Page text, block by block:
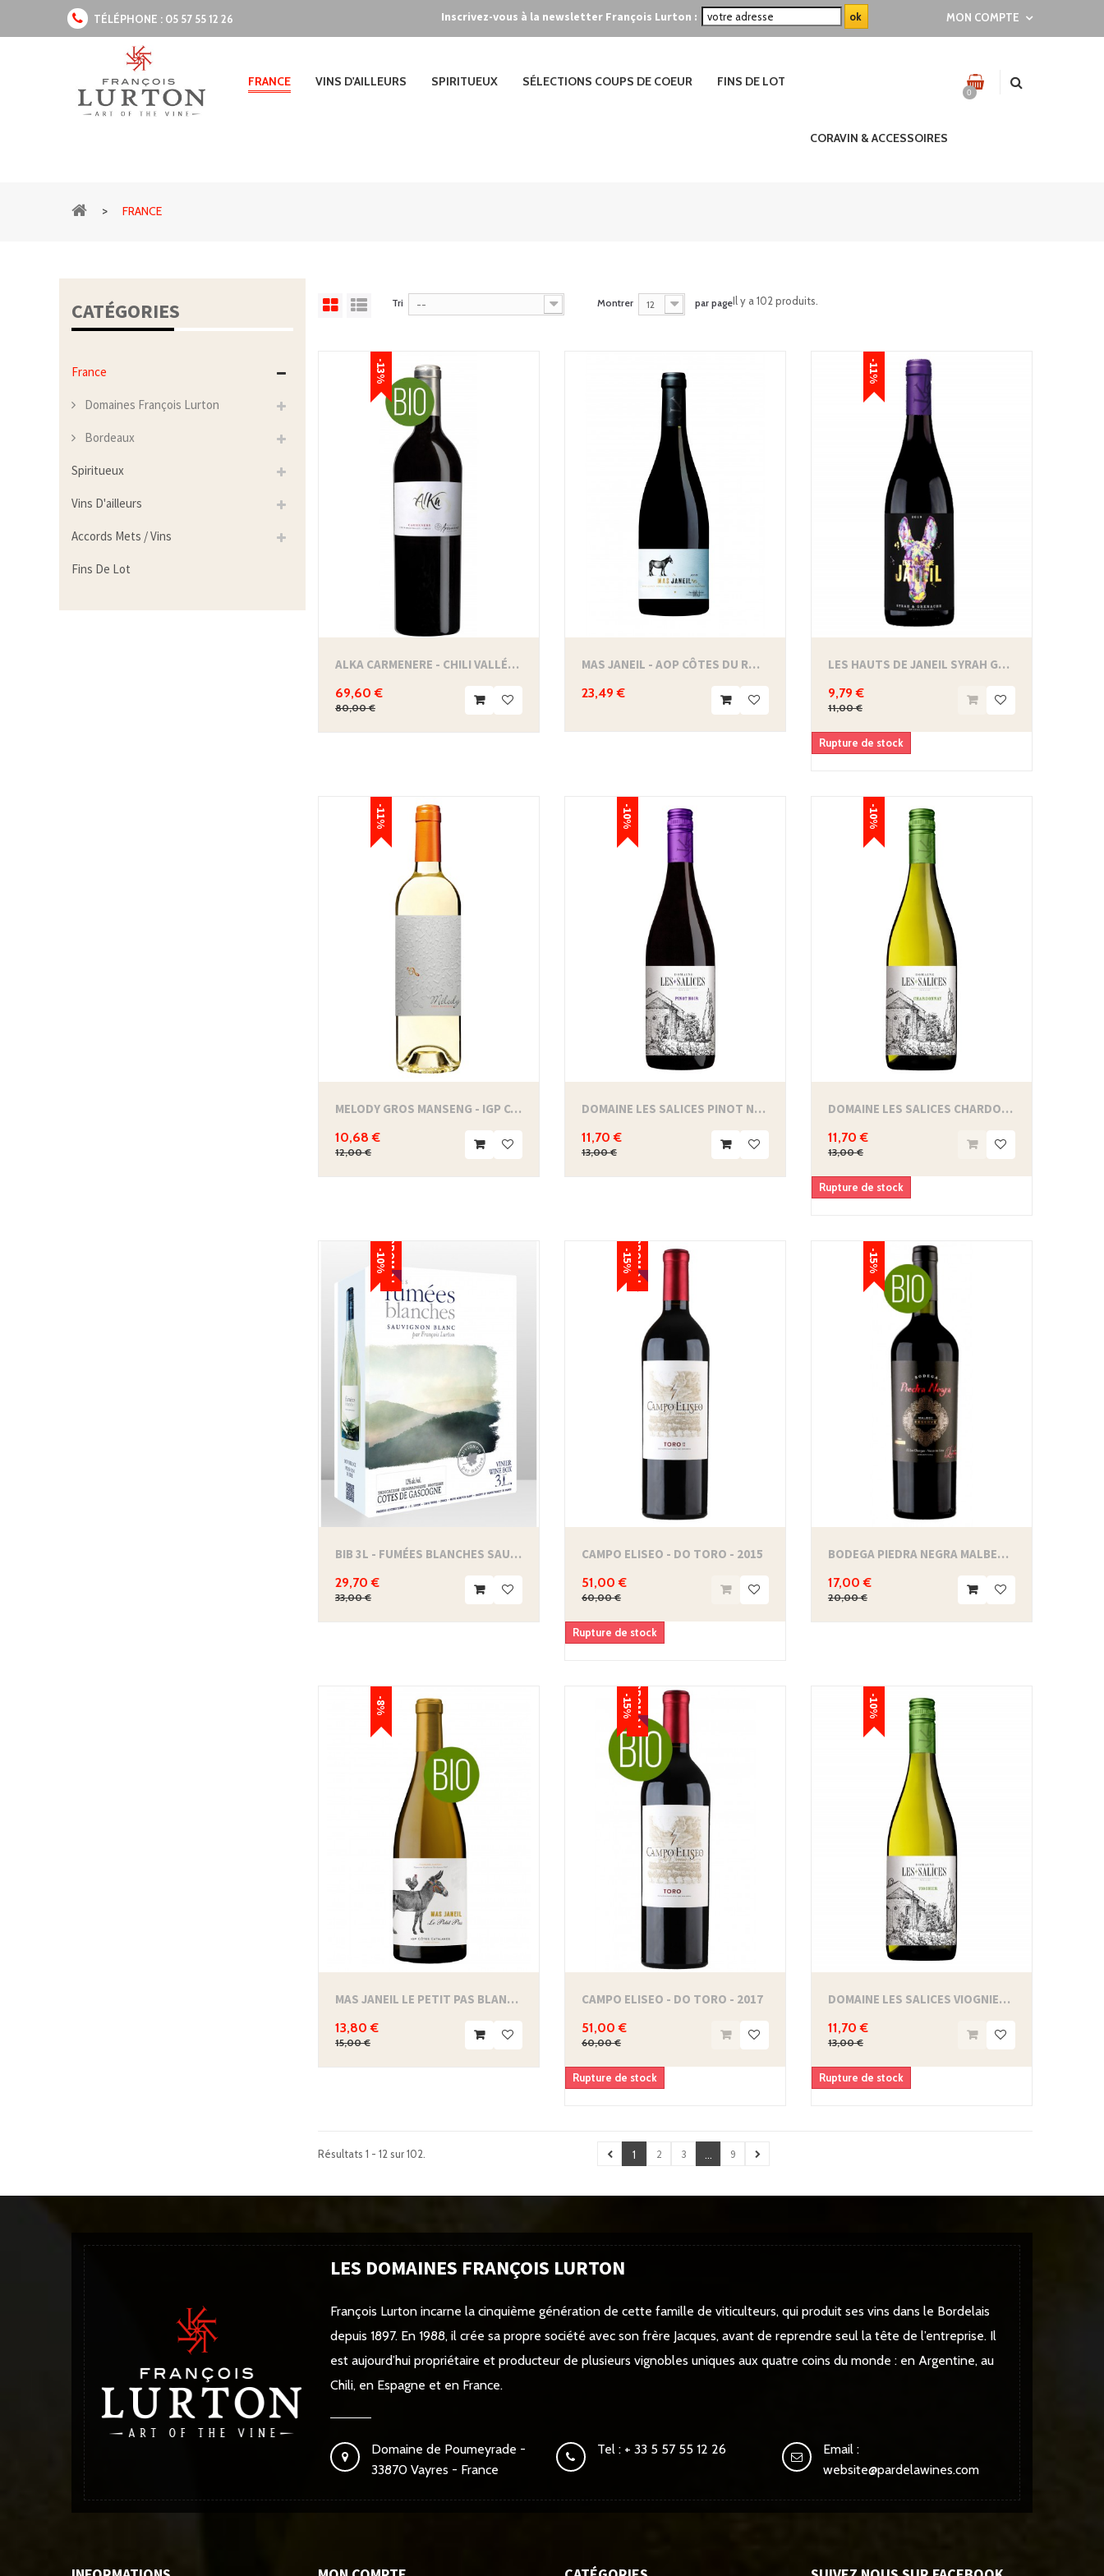
TÉLÉPHONE : 05 57 55 12 26 MON COMPTE
Inscrivez-vous à la newsletter François Lurton :
0
FRANCE VINS D'AILLEURS SPIRITUEUX SÉLECTIONS COUPS DE COEUR FINS DE LOT
CORAVIN & ACCESSOIRES
> FRANCE
CATÉGORIES
France
Domaines François Lurton
Bordeaux
Spiritueux
Vins D'ailleurs
Accords Mets / Vins
Fins De Lot
Tri -- Montrer 12 par pageIl y a 102 produits.
-13%
ALKA CARMENERE - CHILI VALLÉE DE COLCHAGUA...
69,60 €
80,00 €
MAS JANEIL - AOP CÔTES DU ROUSSILLON...
23,49 €
-11%
LES HAUTS DE JANEIL SYRAH GRENACHE - IGP...
9,79 €
11,00 €
Rupture de stock
-11%
MELODY GROS MANSENG - IGP CÔTES DE GASCOGNE
10,68 €
12,00 €
-10%
DOMAINE LES SALICES PINOT NOIR - IGP PAYS...
11,70 €
13,00 €
-10%
DOMAINE LES SALICES CHARDONNAY - IGP PAYS...
11,70 €
13,00 €
Rupture de stock
PROMO !
-10%
BIB 3L - FUMÉES BLANCHES SAUVIGNON BLANC -...
29,70 €
33,00 €
PROMO !
-15%
CAMPO ELISEO - DO TORO - 2015
51,00 €
60,00 €
Rupture de stock
-15%
BODEGA PIEDRA NEGRA MALBEC RESERVE -...
17,00 €
20,00 €
-8%
MAS JANEIL LE PETIT PAS BLANC - AOP CÔTES...
13,80 €
15,00 €
PROMO !
-15%
CAMPO ELISEO - DO TORO - 2017
51,00 €
60,00 €
Rupture de stock
-10%
DOMAINE LES SALICES VIOGNIER - IGP PAYS...
11,70 €
13,00 €
Rupture de stock
1 2 3 9
Résultats 1 - 12 sur 102.
LES DOMAINES FRANÇOIS LURTON
François Lurton incarne la cinquième génération de cette famille de viticulteurs, qui produit ses vins dans le Bordelais
depuis 1897. En 1988, il crée sa propre société avec son frère Jacques, avant de reprendre seul la tête de l’entreprise. Il
est aujourd’hui propriétaire et producteur de plusieurs vignobles uniques aux quatre coins du monde : en Argentine, au
Chili, en Espagne et en France.
Domaine de Poumeyrade -
33870 Vayres - France
Tel : + 33 5 57 55 12 26
Email :
website@pardelawines.com